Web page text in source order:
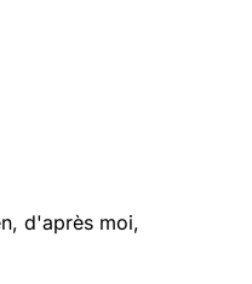
d'après moi,